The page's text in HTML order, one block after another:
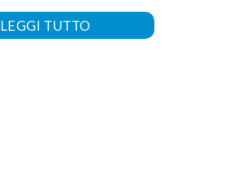
LEGGI TUTTO